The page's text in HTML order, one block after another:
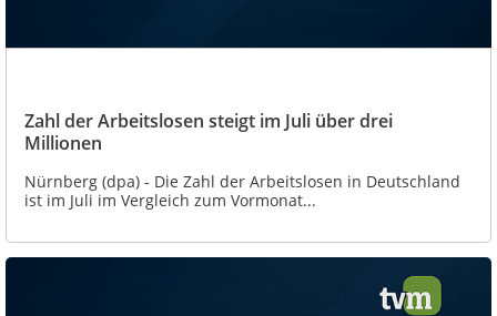
Zahl der Arbeitslosen steigt im Juli über drei
Millionen
Nürnberg (dpa) - Die Zahl der Arbeitslosen in Deutschland
ist im Juli im Vergleich zum Vormonat...